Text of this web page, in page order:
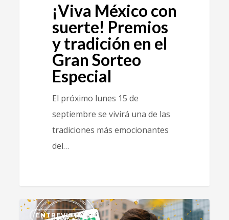
¡Viva México con
suerte! Premios
y tradición en el
Gran Sorteo
Especial
El próximo lunes 15 de
septiembre se vivirá una de las
tradiciones más emocionantes
del…
ENTREVISTA 0